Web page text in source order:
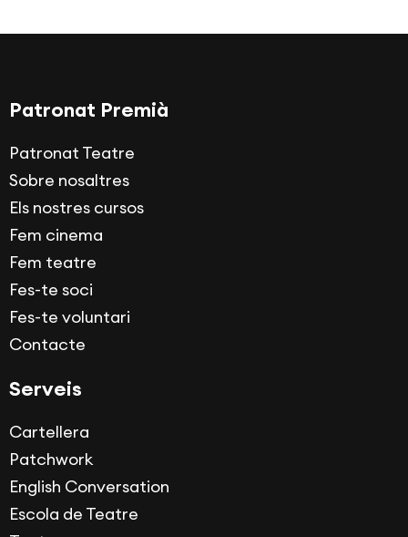
Patronat Premià
Patronat Teatre
Sobre nosaltres
Els nostres cursos
Fem cinema
Fem teatre
Fes-te soci
Fes-te voluntari
Contacte
Serveis
Cartellera
Patchwork
English Conversation
Escola de Teatre